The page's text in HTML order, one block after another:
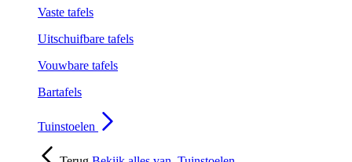
Vaste tafels
Uitschuifbare tafels
Vouwbare tafels
Bartafels
Tuinstoelen